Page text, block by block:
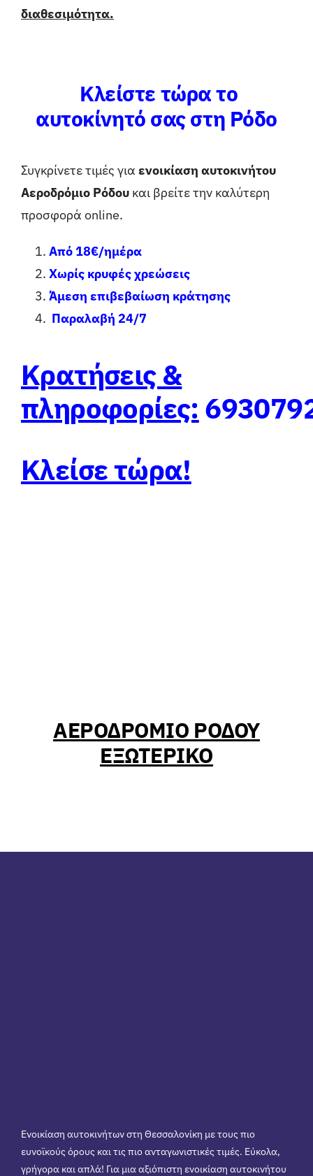
διαθεσιμότητα.
Κλείστε τώρα το
αυτοκίνητό σας στη Ρόδο
Συγκρίνετε τιμές για ενοικίαση αυτοκινήτου
Αεροδρόμιο Ρόδουκαι βρείτε την καλύτερη
προσφορά online.
Από 18€/ημέρα
Χωρίς κρυφές χρεώσεις
Άμεση επιβεβαίωση κράτησης
Παραλαβή 24/7
Κρατήσεις &
πληροφορίες:
Κλείσε τώρα!
ΑΕΡΟΔΡΟΜΙΟ ΡΟΔΟΥ
ΕΞΩΤΕΡΙΚΟ
Ενοικίαση αυτοκινήτων στη Θεσσαλονίκη με τους πιο
ευνοϊκούς όρους και τις πιο ανταγωνιστικές τιμές. Εύκολα,
γρήγορα και απλά! Για μια αξιόπιστη ενοικίαση αυτοκινήτου